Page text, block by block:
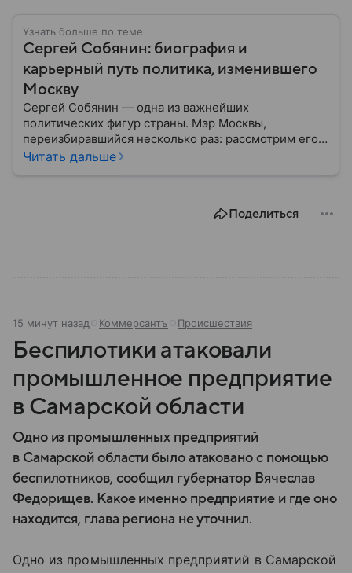
Узнать больше по теме
Сергей Собянин: биография и
карьерный путь политика, изменившего
Москву
Сергей Собянин — одна из важнейших
политических фигур страны. Мэр Москвы,
переизбиравшийся несколько раз: рассмотрим его
биографию подробнее.
Читать дальше
Поделиться
15 минут назад Коммерсантъ Происшествия
Беспилотики атаковали
промышленное предприятие
в Самарской области
Одно из промышленных предприятий
в Самарской области было атаковано с помощью
беспилотников, сообщил губернатор Вячеслав
Федорищев. Какое именно предприятие и где оно
находится, глава региона не уточнил.
Одно из промышленных предприятий в Самарской